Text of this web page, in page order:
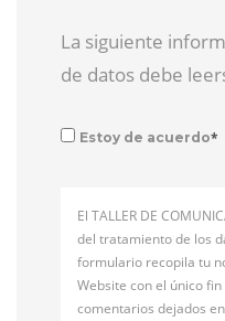
La siguiente
de datos debe
Estoy de acuerdo*
El TALLER DE
del tratamiento de los
formulario recopila tu
Website con el único
comentarios dejados